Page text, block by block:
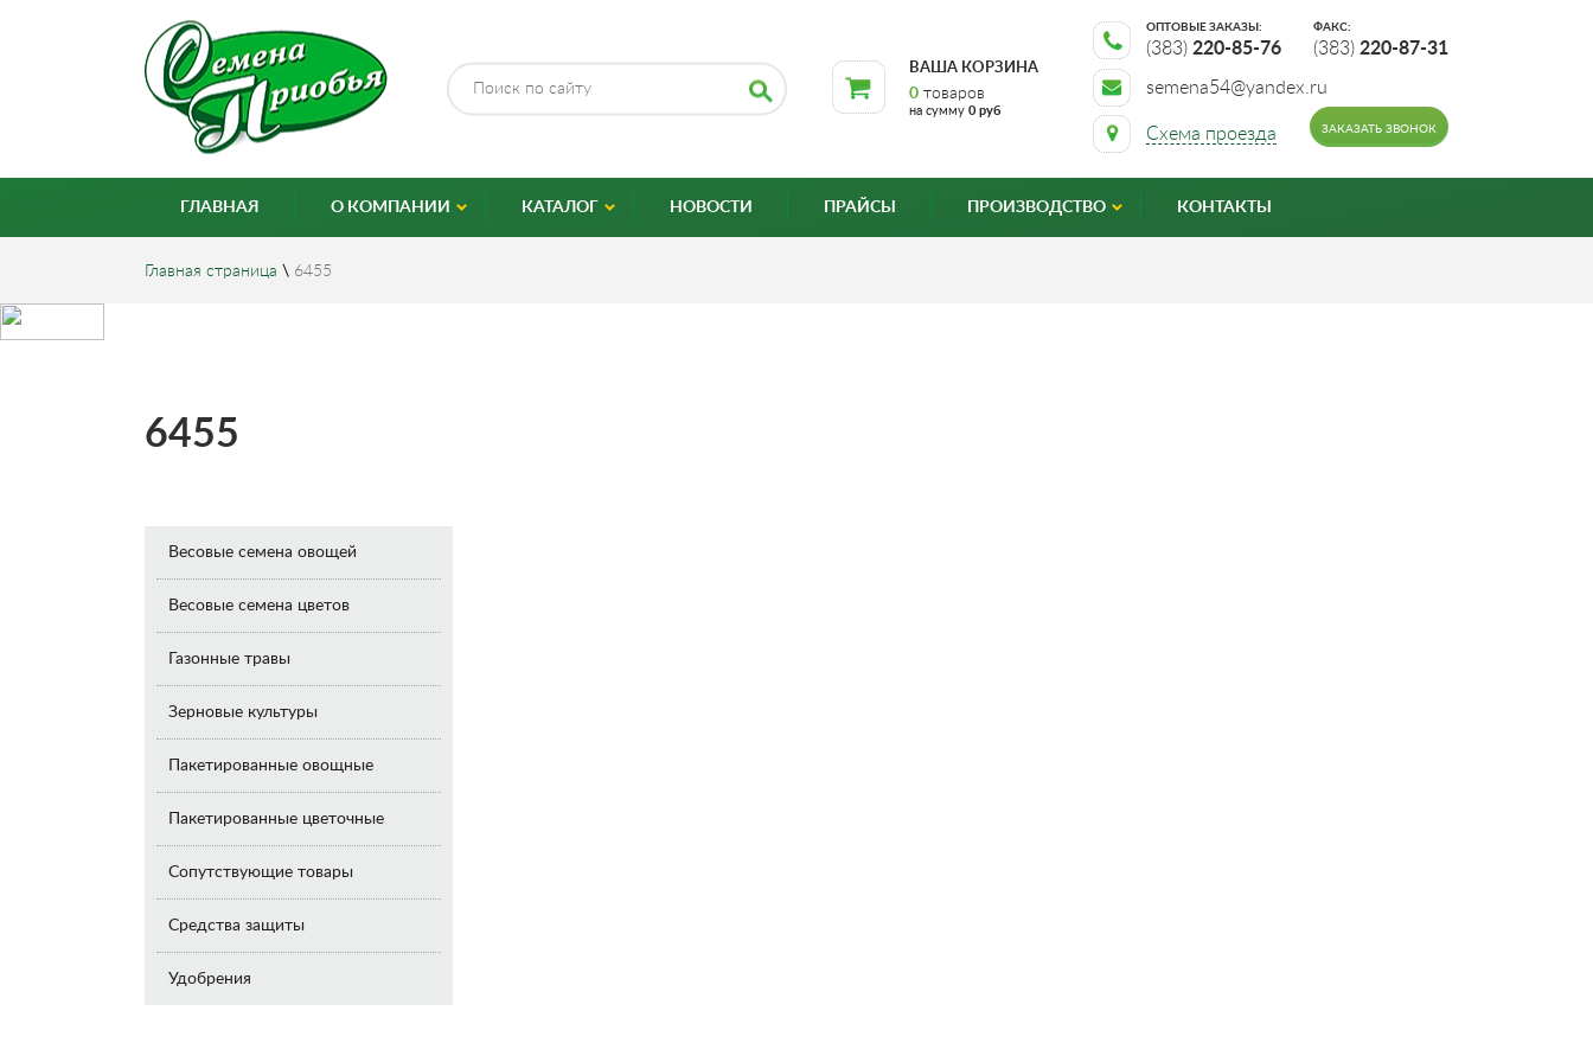
ВАША КОРЗИНА
0 товаров
на сумму 0 руб
Схема проезда
semena54@yandex.ru
ОПТОВЫЕ ЗАКАЗЫ:
(383) 220-85-76
ФАКС:
(383) 220-87-31
ЗАКАЗАТЬ ЗВОНОК
ГЛАВНАЯ О КОМПАНИИ КАТАЛОГ НОВОСТИ ПРАЙСЫ ПРОИЗВОДСТВО КОНТАКТЫ
Главная страница \ 6455
6455
Весовые семена овощей
Весовые семена цветов
Газонные травы
Зерновые культуры
Пакетированные овощные
Пакетированные цветочные
Сопутствующие товары
Средства защиты
Удобрения